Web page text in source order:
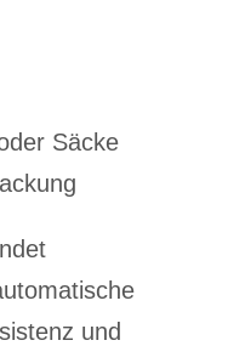
Säcke
und